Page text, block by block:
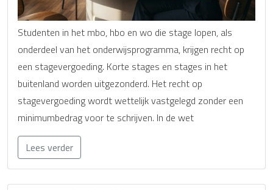
Studenten in het mbo, hbo en wo die stage lopen, als
onderdeel van het onderwijsprogramma, krijgen recht op
een stagevergoeding. Korte stages en stages in het
buitenland worden uitgezonderd. Het recht op
stagevergoeding wordt wettelijk vastgelegd zonder een
minimumbedrag voor te schrijven. In de wet
Lees verder